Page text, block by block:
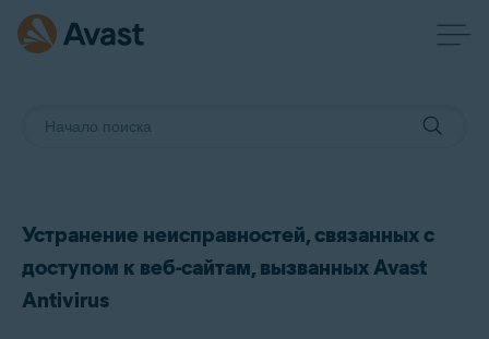
Устранение неисправностей, связанных с
доступом к веб-сайтам, вызванных Avast
Antivirus